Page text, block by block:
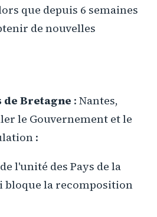
que depuis 6 semaines
de nouvelles
Bretagne : Nantes,
le Gouvernement et le
:
l'unité des Pays de la
bloque la recomposition